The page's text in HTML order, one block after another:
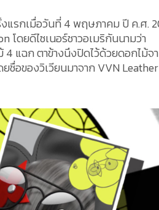
แรกเมื่อวันที่ 4 พฤษภาคม ปี ค.ศ.
โดยดีไซเนอร์ชาวอเมริกันนามว่า
แฉก ตาข้างนึงปิดไว้ด้วยดอกไม้จ
ชื่อของวิเวียนมาจาก VVN Leather